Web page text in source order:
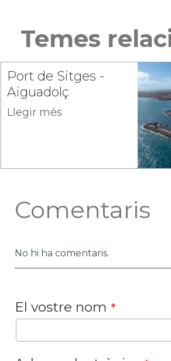
Temes
Port de Sitges -
Aiguadolç
Llegir més
Comentaris
No hi ha comentaris.
El vostre nom *